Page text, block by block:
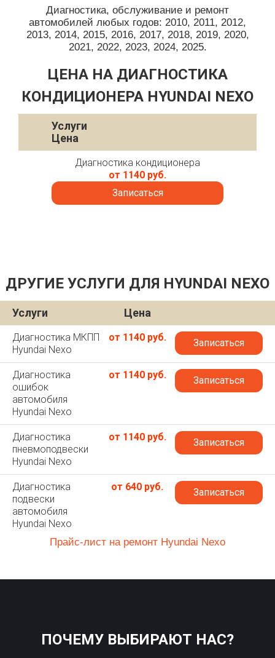
Диагностика, обслуживание и ремонт
автомобилей любых годов: 2010, 2011, 2012,
2013, 2014, 2015, 2016, 2017, 2018, 2019, 2020,
2021, 2022, 2023, 2024, 2025.
ЦЕНА НА ДИАГНОСТИКА
КОНДИЦИОНЕРА HYUNDAI NEXO
Услуги
Цена
Диагностика кондиционера
от 1140 руб.
Записаться
ДРУГИЕ УСЛУГИ ДЛЯ HYUNDAI NEXO
Услуги Цена
Диагностика МКПП
Hyundai Nexo
от 1140 руб. Записаться
Диагностика
ошибок
автомобиля
Hyundai Nexo
от 1140 руб. Записаться
Диагностика
пневмоподвески
Hyundai Nexo
от 1140 руб. Записаться
Диагностика
подвески
автомобиля
Hyundai Nexo
от 640 руб. Записаться
Прайс-лист на ремонт Hyundai Nexo
ПОЧЕМУ ВЫБИРАЮТ НАС?